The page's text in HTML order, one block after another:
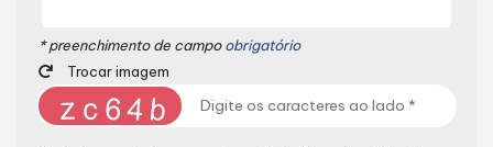
* preenchimento de campoobrigatório
Trocar imagem